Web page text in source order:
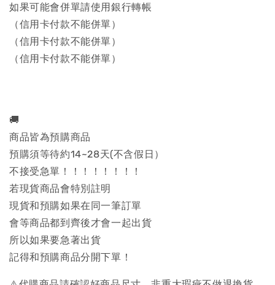
如果可能會併單請使用銀行轉帳
（信用卡付款不能併單）
（信用卡付款不能併單）
（信用卡付款不能併單）
🚚
商品皆為預購商品
預購須等待約14~28天(不含假日）
不接受急單！！！！！！！！
若現貨商品會特別註明
現貨和預購如果在同一筆訂單
會等商品都到齊後才會一起出貨
所以如果要急著出貨
記得和預購商品分開下單！